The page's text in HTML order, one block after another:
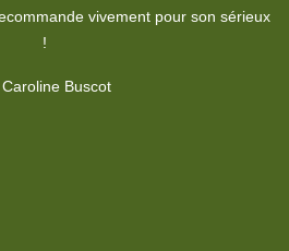
approche professionnelle